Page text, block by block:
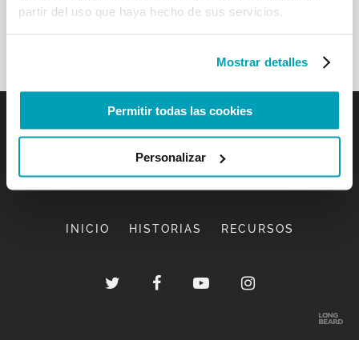
partir del uso que haya hecho de sus servicios.
Mostrar detalles
Permitir todas las cookies
Personalizar
INICIO HISTORIAS RECURSOS